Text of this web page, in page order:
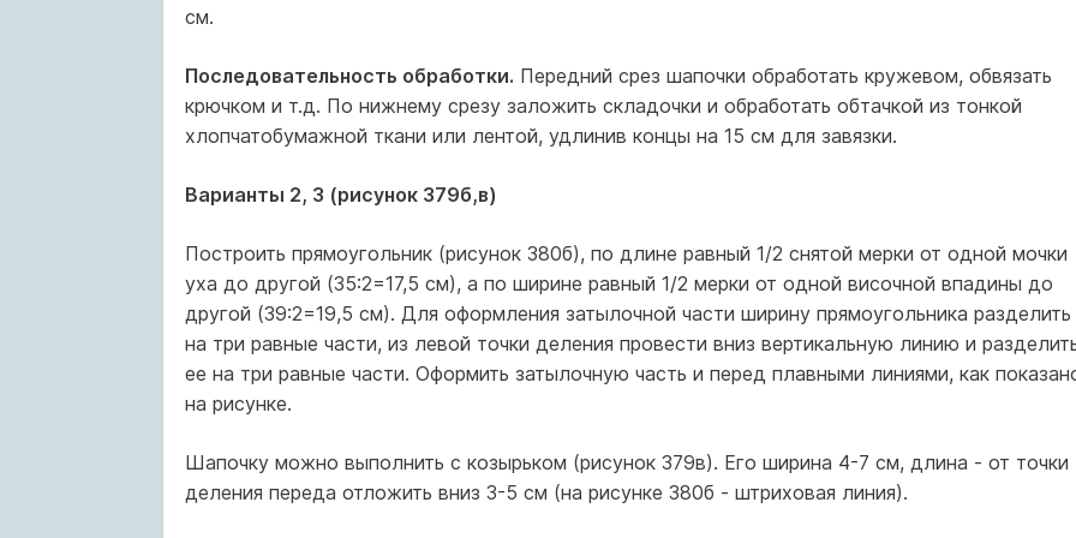
см.
Последовательность обработки. Передний срез шапочки обработать кружевом, обвязать
крючком и т.д. По нижнему срезу заложить складочки и обработать обтачкой из тонкой
хлопчатобумажной ткани или лентой, удлинив концы на 15 см для завязки.
Варианты 2, 3 (рисунок 379б,в)
Построить прямоугольник (рисунок 380б), по длине равный 1/2 снятой мерки от одной мочки
уха до другой (35:2=17,5 см), а по ширине равный 1/2 мерки от одной височной впадины до
другой (39:2=19,5 см). Для оформления затылочной части ширину прямоугольника разделить
на три равные части, из левой точки деления провести вниз вертикальную линию и
ее на три равные части. Оформить затылочную часть и перед плавными линиями, как
на рисунке.
Шапочку можно выполнить с козырьком (рисунок 379в). Его ширина 4-7 см, длина - от точки
деления переда отложить вниз 3-5 см (на рисунке 380б - штриховая линия).